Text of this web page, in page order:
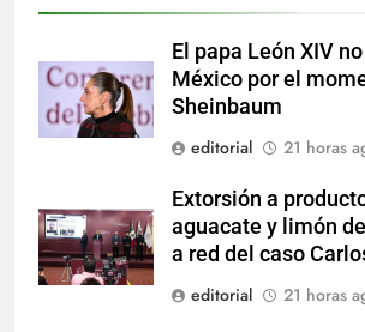
El papa León XIV
México por el
Sheinbaum
editorial
21 horas
Extorsión a
aguacate y limón
a red del caso
editorial
21 horas